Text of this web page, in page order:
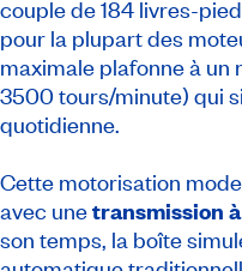
couple de 184 livres-
pour la plupart des
maximale plafonne à
3500 tours/minute) qui
quotidienne.
Cette motorisation
avec unetransmission
son temps, la boîte